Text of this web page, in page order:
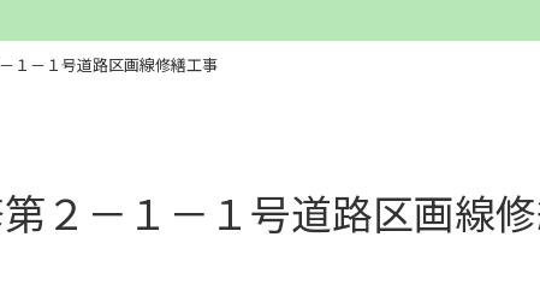
１－１号道路区画線修繕工事
２－１－１号道路区画線